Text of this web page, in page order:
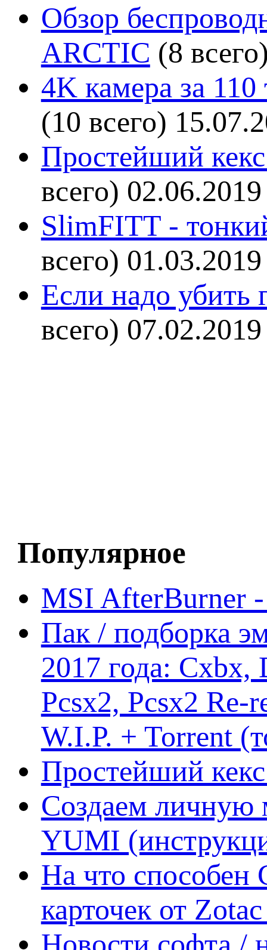
Обзор
ARCTIC (8
4K камера за
(10 всего)
Простейший кекс
всего) 02.06.2019
SlimFITT -
всего) 01.03.2019
Если надо убить
всего) 07.02.2019
Популярное
MSI AfterBurner
Пак / подборка
2017 года:
Pcsx2, Pcsx2
W.I.P. + Torrent
Простейший кекс
Создаем личную
YUMI
На что способен
карточек от